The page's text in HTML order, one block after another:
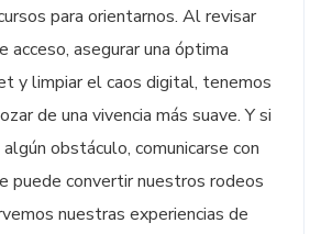
para orientarnos. Al revisar
acceso, asegurar una óptima
y limpiar el caos digital, tenemos
de una vivencia más suave. Y si
obstáculo, comunicarse con
puede convertir nuestros rodeos
nuestras experiencias de